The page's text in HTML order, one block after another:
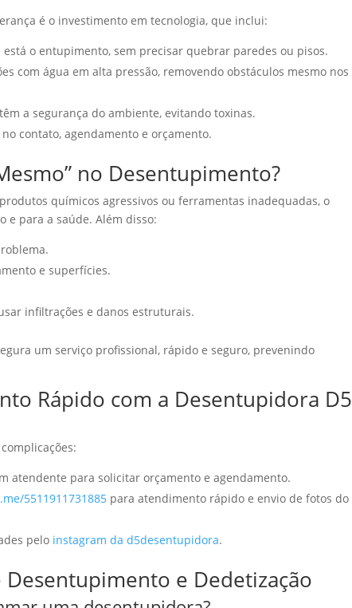
é o investimento em tecnologia, que inclui:
o entupimento, sem precisar quebrar paredes ou pisos.
com água em alta pressão, removendo obstáculos mesmo nos
a segurança do ambiente, evitando toxinas.
contato, agendamento e orçamento.
no Desentupimento?
químicos agressivos ou ferramentas inadequadas, o
e para a saúde. Além disso:
e superfícies.
infiltrações e danos estruturais.
um serviço profissional, rápido e seguro, prevenindo
Rápido com a Desentupidora D5
atendente para solicitar orçamento e agendamento.
5511911731885 para atendimento rápido e envio de fotos do
pelo instagram da d5desentupidora.
Desentupimento e Dedetização